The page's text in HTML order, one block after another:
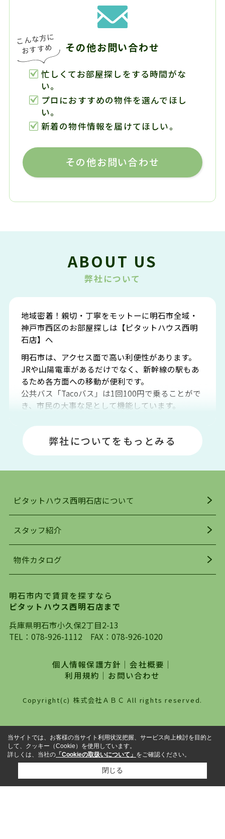
その他お問い合わせ
忙しくてお部屋探しをする時間がな
い。
プロにおすすめの物件を選んでほし
い。
新着の物件情報を届けてほしい。
その他お問い合わせ
ABOUT US
弊社について
地域密着！親切・丁寧をモットーに明石市全域・
神戸市西区のお部屋探しは【ピタットハウス西明
石店】へ
明石市は、アクセス面で高い利便性があります。
JRや山陽電車があるだけでなく、新幹線の駅もあ
るため各方面への移動が便利です。
公共バス「Tacoバス」は1回100円で乗ることがで
き、市民の大事な足として機能しています。
場や釣りスポットが多くあります。JR「大久保
駅」周辺には、ビブレ・イオンをはじめとした買
い物施設も多くあり、買い物にも困りません。
明石駅・西明石駅を中心に、明石市・神戸市西区
でお部屋探している方は、ぜひ当ＨＰにて物件を
お探しになってください。弊社は、スタッフの平
を行っており地域最大級の情報取扱量を誇ってお
ります。店頭で限られた物件をご紹介する、従来
自身でインターネットを利用し、理想のお部屋を
探していただき、選択していただいた物件情報に
対して、専門知識を持ったスタッフがサポートさ
せていただくスタイルを心がけております。私た
は、一度だけでは終わらない、お客様との末長い
お付き合いです。初めての一人暮らしから、就
職・ご結婚・売買物件の購入、などなど一生涯に
わたる、良きアドバイザーとして、地域に密着し
た営業スタイルで様々なお役立ちができればと強
わせください。
弊社についてをもっとみる
ピタットハウス西明石店について
スタッフ紹介
物件カタログ
明石市内で賃貸を探すなら
ピタットハウス西明石店まで
兵庫県明石市小久保2丁目2-13
TEL： 078-926-1112 FAX：078-926-1020
個人情報保護方針 ｜会社概要 ｜
利用規約 ｜ お問い合わせ
Copyright(c) 株式会社ＡＢＣ All rights reserved.
当サイトでは、お客様の当サイト利用状況把握、サービス向上検討を目的と
して、クッキー（Cookie）を使用しています。
詳しくは、当社の 「Cookieの取扱いについて」 をご確認ください。
閉じる